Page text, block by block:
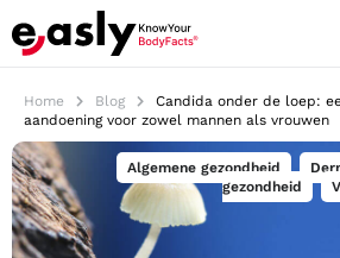
Home Blog
Candida onder de loep:
aandoening voor zowel mannen als vrouwen
Algemene gezondheid ,
gezondheid
,